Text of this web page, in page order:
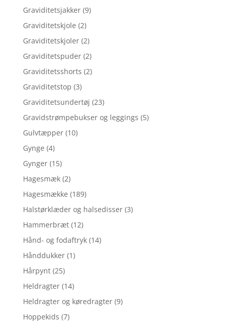
Graviditetsjakker (9)
Graviditetskjole (2)
Graviditetskjoler (2)
Graviditetspuder (2)
Graviditetsshorts (2)
Graviditetstop (3)
Graviditetsundertøj (23)
Gravidstrømpebukser og leggings (5)
Gulvtæpper (10)
Gynge (4)
Gynger (15)
Hagesmæk (2)
Hagesmække (189)
Halstørklæder og halsedisser (3)
Hammerbræt (12)
Hånd- og fodaftryk (14)
Hånddukker (1)
Hårpynt (25)
Heldragter (14)
Heldragter og køredragter (9)
Hoppekids (7)